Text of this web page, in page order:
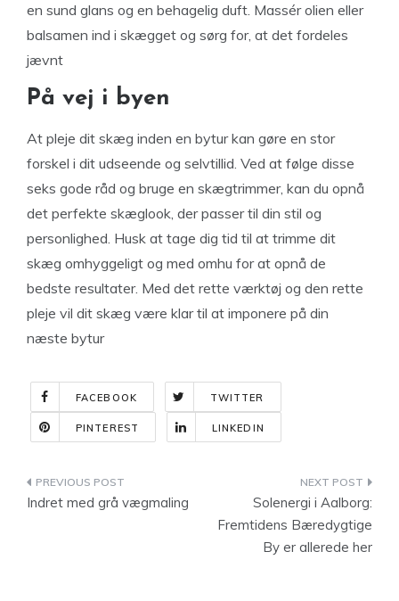
en sund glans og en behagelig duft. Massér olien eller
balsamen ind i skægget og sørg for, at det fordeles
jævnt
På vej i byen
At pleje dit skæg inden en bytur kan gøre en stor
forskel i dit udseende og selvtillid. Ved at følge disse
seks gode råd og bruge en skægtrimmer, kan du opnå
det perfekte skæglook, der passer til din stil og
personlighed. Husk at tage dig tid til at trimme dit
skæg omhyggeligt og med omhu for at opnå de
bedste resultater. Med det rette værktøj og den rette
pleje vil dit skæg være klar til at imponere på din
næste bytur
FACEBOOK TWITTER
PINTEREST LINKEDIN
Indlægsnavigation
Indret med grå vægmaling
Solenergi i Aalborg:
Fremtidens Bæredygtige
By er allerede her